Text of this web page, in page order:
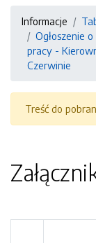
Informacje
Ogłoszenie
pracy -
Czerwinie
Treść do